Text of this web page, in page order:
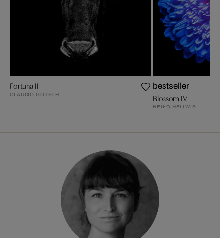
Fortuna II
CLAUDIO GOTSCH
bestseller
Blossom IV
HEIKO HELLWIG